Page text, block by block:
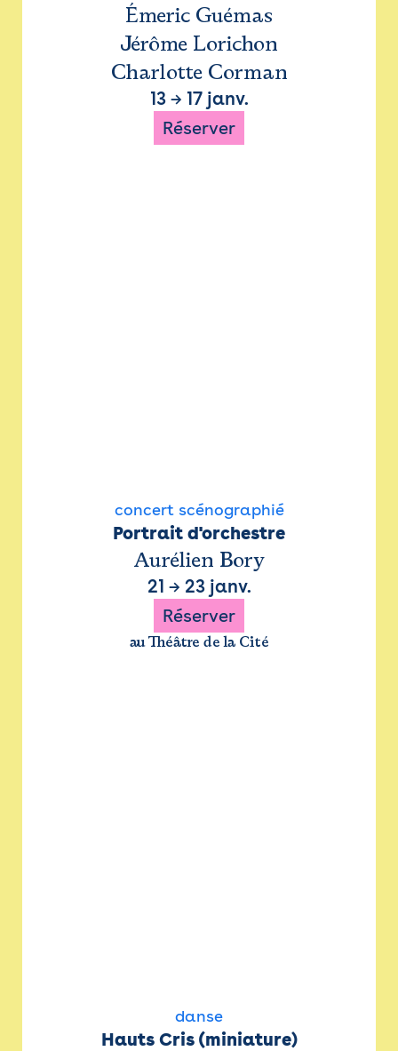
Émeric Guémas
Jérôme Lorichon
Charlotte Corman
13→ 17 janv.
Réserver
concert scénographié
Portrait d'orchestre
Aurélien Bory
21 → 23 janv.
Réserver
au Théâtre de la Cité
danse
Hauts Cris (miniature)